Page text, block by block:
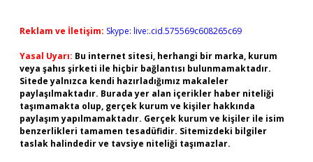
Reklam ve İletişim: Skype: live:.cid.575569c608265c69
Yasal Uyarı: Bu internet sitesi, herhangi bir marka, kurum
veya şahıs şirketi ile hiçbir bağlantısı bulunmamaktadır.
Sitede yalnızca kendi hazırladığımız makaleler
paylaşılmaktadır. Burada yer alan içerikler haber niteliği
taşımamakta olup, gerçek kurum ve kişiler hakkında
paylaşım yapılmamaktadır. Gerçek kurum ve kişiler ile isim
benzerlikleri tamamen tesadüfidir. Sitemizdeki bilgiler
taslak halindedir ve tavsiye niteliği taşımazlar.